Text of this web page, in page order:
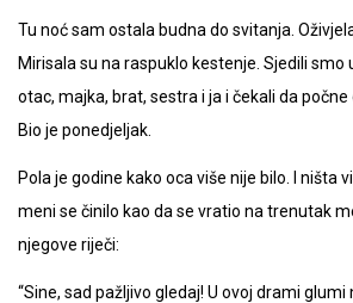
Tu noć sam ostala budna do svitanja.
Mirisala su na raspuklo kestenje. Sjedili smo
otac, majka, brat, sestra i ja i čekali da počne
Bio je ponedjeljak.
Pola je godine kako oca više nije bilo. I ništa
meni se činilo kao da se vratio na trenutak
njegove riječi:
“Sine, sad pažljivo gledaj! U ovoj drami